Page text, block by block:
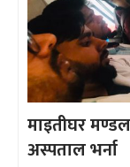
माइतीघर
अस्पताल भर्ना